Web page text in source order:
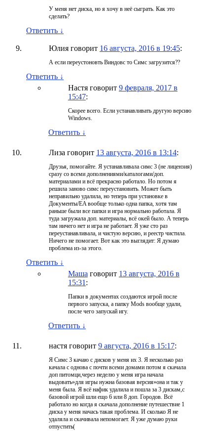
У меня нет диска, но я хочу в неё сыграть. Как это
сделать?
Ответить ↓
Юлия говорит 16 августа, 2016 в 19:45:
А если переустоновть Виндовс то Симс загрузится??
Ответить ↓
Настя говорит 9 февраля, 2017 в
15:47:
Скорее всего. Если устанавливать другую версию
Windows.
Ответить ↓
Лиза говорит 13 августа, 2016 в 13:14:
Друзья, помогайте. Я устанавливала симс 3 (не лицензия)
сразу со всеми дополнениями/каталогами/доп.
материалами и всё прекрасно работало. Но потом я
решила заново симс переустановить. Может быть
неправильно удалила, но теперь при установке в
Документы/EA вообще только одна папка, хотя там
раньше были все папки и игра нормально работала. Я
туда загружала доп. материалы, всё окей было. А теперь
там ничего нет и игра не работает. Я уже сто раз
переустанавливала, и чистую версию, и реестр чистила.
Ничего не помогает. Вот как это выглядит: Я думаю
проблема из-за этого.
Ответить ↓
Маша говорит 13 августа, 2016 в
15:31 :
Папки в документах создаются игрой после
первого запуска, а папку Mods вообще удали,
после чего запускай игу.
Ответить ↓
настя говорит 9 августа, 2016 в 15:17:
Я Симс 3 качаю с дисков у меня их 3. Я несколько раз
качала с однова с почти всеми домами потом я скачала
доп питомци,через неделю у меня игра начала
выдовать»для игры нужна базовая версия»она и так у
меня была. Я всё нафик удалила и пошла за 3 дискам,с
базовой игрой шли ещо 6 или 8 доп. Городов. Всё
работало но когда я скачала дополнение путешествие 1
диска у меня начась такая проблема. И сколько Я не
удаляла и скачивала непомогает. Я уже думаю руки
отпустить(